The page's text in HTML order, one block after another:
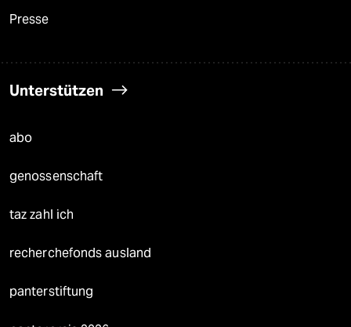
Presse
Unterstützen
abo
genossenschaft
taz zahl ich
recherchefonds ausland
panterstiftung